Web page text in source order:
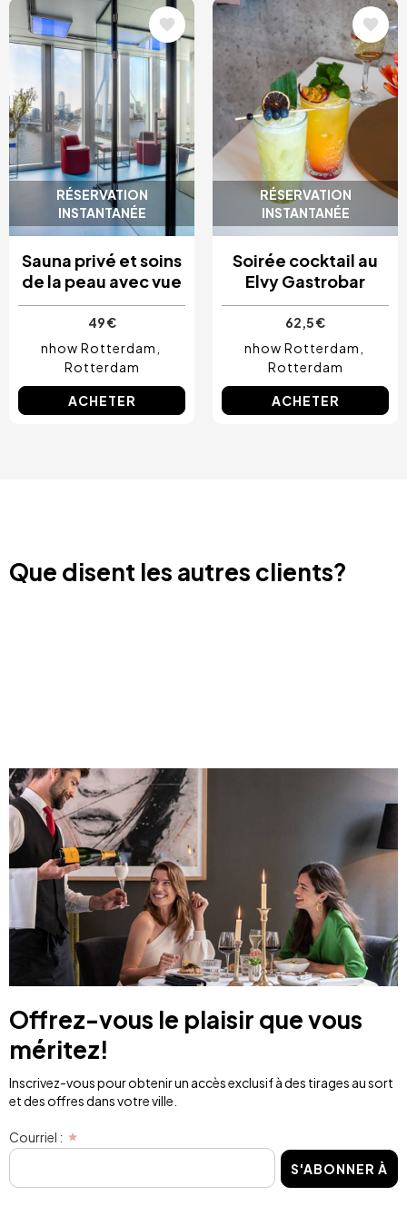
RÉSERVATION
INSTANTANÉE
Image
Sauna privé et soins
de la peau avec vue
49 €
nhow Rotterdam
Rotterdam
ACHETER
RÉSERVATION
INSTANTANÉE
Image
Soirée cocktail au
Elvy Gastrobar
62,5 €
nhow Rotterdam
Rotterdam
ACHETER
Que disent les autres clients?
Offrez-vous le plaisir que vous
méritez!
Inscrivez-vous pour obtenir un accès exclusif à des tirages au sort
et des offres dans votre ville.
Courriel :
S'ABONNER À